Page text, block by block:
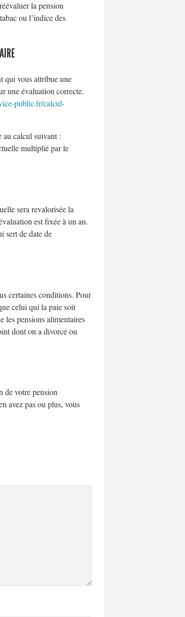
la pension
ou l’indice des
qui vous attribue une
une évaluation correcte.
public.fr/calcul-
au calcul suivant :
multiplié par le
sera revalorisée la
est fixée à un an.
sert de date de
certaines conditions. Pour
celui qui la paie soit
les pensions alimentaires
dont on a divorcé ou
de votre pension
avez pas ou plus, vous